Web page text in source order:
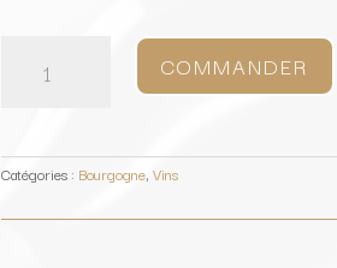
Macon
Vieilles
Vignes
Domaine
COMMANDER
Catégories : Bourgogne,Vins